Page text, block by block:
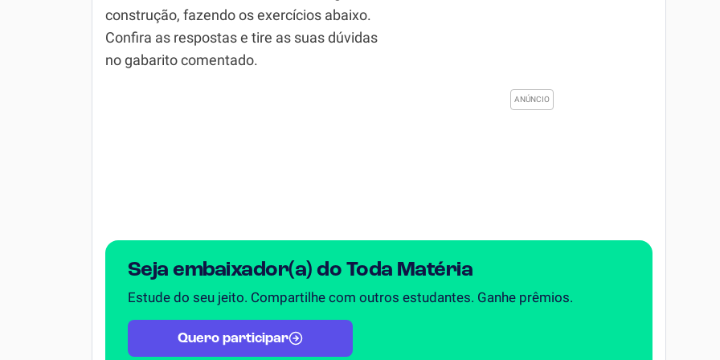
Simulador SiSU
Física
Química
construção, fazendo os exercícios abaixo.
Confira as respostas e tire as suas dúvidas
no gabarito comentado.
Seja embaixador(a) do Toda Matéria
Estude do seu jeito. Compartilhe com outros estudantes. Ganhe prêmios.
Quero participar